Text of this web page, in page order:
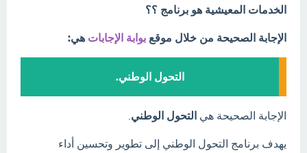
الخدمات المعيشية هو برنامج ؟؟
الإجابة الصحيحة من خلال موقع بوابة الإجابات هي:
التحول الوطني.
الإجابة الصحيحة هي التحول الوطني
يهدف برنامج التحول الوطني إلى تطوير وتحسين أداء